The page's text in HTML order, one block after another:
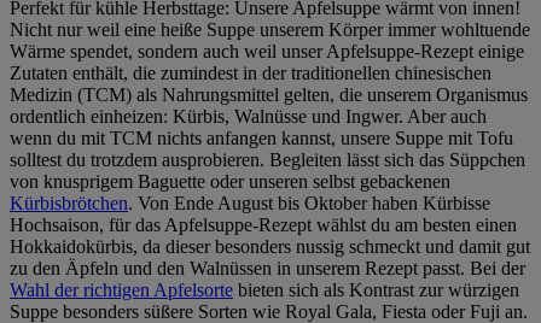
Perfekt für kühle Herbsttage: Unsere Apfelsuppe wärmt von innen!
Nicht nur weil eine heiße Suppe unserem Körper immer wohltuende
Wärme spendet, sondern auch weil unser Apfelsuppe-Rezept einige
Zutaten enthält, die zumindest in der traditionellen chinesischen
Medizin (TCM) als Nahrungsmittel gelten, die unserem Organismus
ordentlich einheizen: Kürbis, Walnüsse und Ingwer. Aber auch
wenn du mit TCM nichts anfangen kannst, unsere Suppe mit Tofu
solltest du trotzdem ausprobieren. Begleiten lässt sich das Süppchen
von knusprigem Baguette oder unseren selbst gebackenen
Kürbisbrötchen. Von Ende August bis Oktober haben Kürbisse
Hochsaison, für das Apfelsuppe-Rezept wählst du am besten einen
Hokkaidokürbis, da dieser besonders nussig schmeckt und damit gut
zu den Äpfeln und den Walnüssen in unserem Rezept passt. Bei der
Wahl der richtigen Apfelsorte bieten sich als Kontrast zur würzigen
Suppe besonders süßere Sorten wie Royal Gala, Fiesta oder Fuji an.